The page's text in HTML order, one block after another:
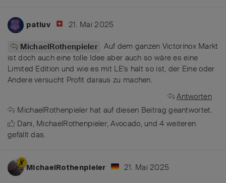
patluv 21. Mai 2025
MichaelRothenpieler Auf dem ganzen Victorinox Markt
ist doch auch eine tolle Idee aber auch so wäre es eine
Limited Edition und wie es mit LE's halt so ist, der Eine oder
Andere versucht Profit daraus zu machen.
Antworten
MichaelRothenpieler hat auf diesen Beitrag geantwortet.
Dani, MichaelRothenpieler,Avocado, und4 weiteren
gefällt das.
MichaelRothenpieler 21. Mai 2025